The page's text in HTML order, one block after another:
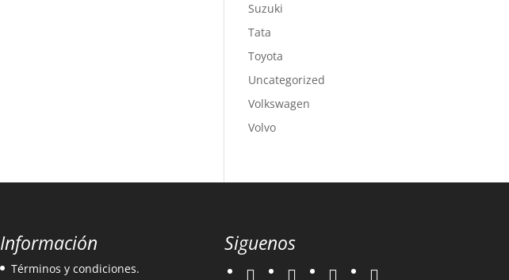
Suzuki
Tata
Toyota
Uncategorized
Volkswagen
Volvo
Información
Términos y condiciones.
Siguenos
twitter instagramfacebook google